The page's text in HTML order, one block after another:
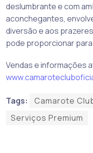
deslumbrante e com
aconchegantes,
diversão e aos
pode proporcionar
Vendas e informações
Tags: Camarote
Serviços Premium